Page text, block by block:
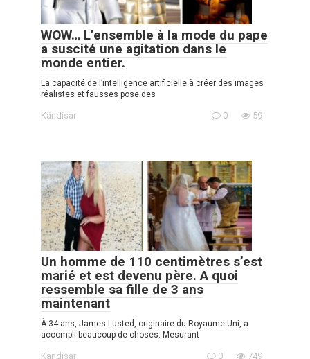
WOW… L’ensemble à la mode du pape
a suscité une agitation dans le
monde entier.
La capacité de l’intelligence artificielle à créer des images
réalistes et fausses pose des
Kändisar 0 59
Un homme de 110 centimètres s’est
marié et est devenu père. A quoi
ressemble sa fille de 3 ans
maintenant
À 34 ans, James Lusted, originaire du Royaume-Uni, a
accompli beaucoup de choses. Mesurant
Kändisar 0 749